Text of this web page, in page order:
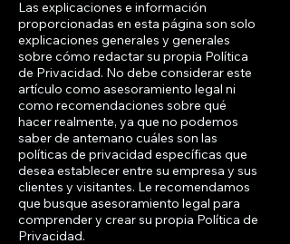
Las explicaciones e información
proporcionadas en esta página son solo
explicaciones generales y generales
sobre cómo redactar su propia Política
de Privacidad. No debe considerar este
artículo como asesoramiento legal ni
como recomendaciones sobre qué
hacer realmente, ya que no podemos
saber de antemano cuáles son las
políticas de privacidad específicas que
desea establecer entre su empresa y sus
clientes y visitantes. Le recomendamos
que busque asesoramiento legal para
comprender y crear su propia Política de
Privacidad.